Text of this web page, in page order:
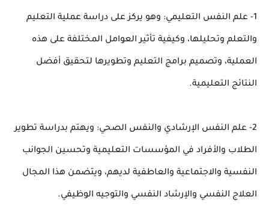
1- علم النفس التعليمي: وهو يركز على دراسة عملية التعليم
والتعلم وتحليلها، وكيفية تأثير العوامل المختلفة على هذه
العملية، وتصميم برامج التعليم وتطويرها لتحقيق أفضل
النتائج التعليمية.
2- علم النفس الإرشادي والنفس الصحي: ويهتم بدراسة تطوير
الطلاب والأفراد في المؤسسات التعليمية وتحسين الجوانب
النفسية والاجتماعية والعاطفية لديهم، ويتضمن هذا المجال
العلاج النفسي والإرشاد النفسي والتوجيه الوظيفي.